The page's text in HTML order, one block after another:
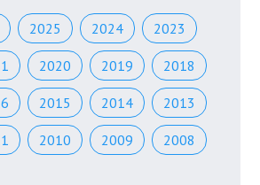
2025 2024 2023
2020 2019 2018
2015 2014 2013
2010 2009 2008